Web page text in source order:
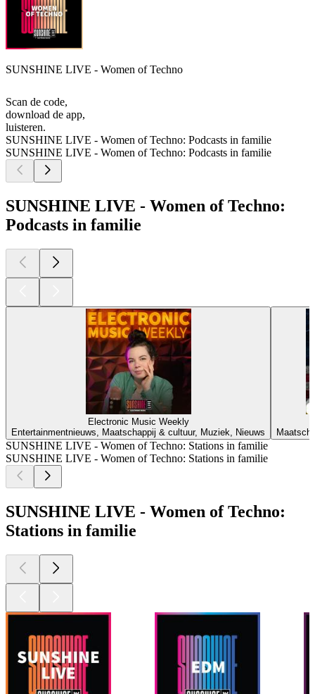
SUNSHINE LIVE - Women of Techno
Scan de code,
download de app,
luisteren.
SUNSHINE LIVE - Women of Techno: Podcasts in familie
SUNSHINE LIVE - Women of Techno: Podcasts in familie
SUNSHINE LIVE - Women of Techno:
Podcasts in familie
Electronic Music Weekly
Entertainmentnieuws, Maatschappij & cultuur, Muziek, Nieuws
SUNSHINE LIVE - Women of Techno: Stations in familie
SUNSHINE LIVE - Women of Techno: Stations in familie
SUNSHINE LIVE - Women of Techno:
Stations in familie